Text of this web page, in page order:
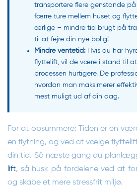
transportere flere genstande
færre ture mellem huset og
ærlige – mindre tid brugt på
til at fejre din nye bolig!
Mindre ventetid: Hvis du har
flyttelift, vil de være i stand til
processen hurtigere. De
hvordan man maksimerer
mest muligt ud af din dag.
For at opsummere: Tiden er en
en flytning, og ved at vælge
din tid. Så næste gang du
lift, så husk på fordelene ved at
og skabe et mere stressfrit miljø.